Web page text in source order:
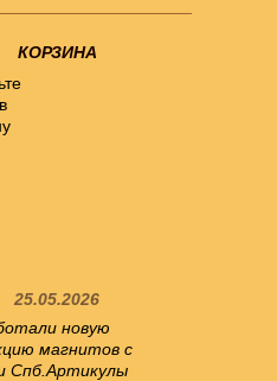
КОРЗИНА
25.05.2026
новую
магнитов с
Спб.Артикулы